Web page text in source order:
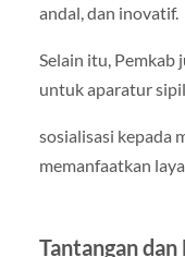
andal, dan inovatif.
Selain itu, Pemkab
untuk aparatur
sosialisasi kepada
memanfaatkan
Tantangan dan